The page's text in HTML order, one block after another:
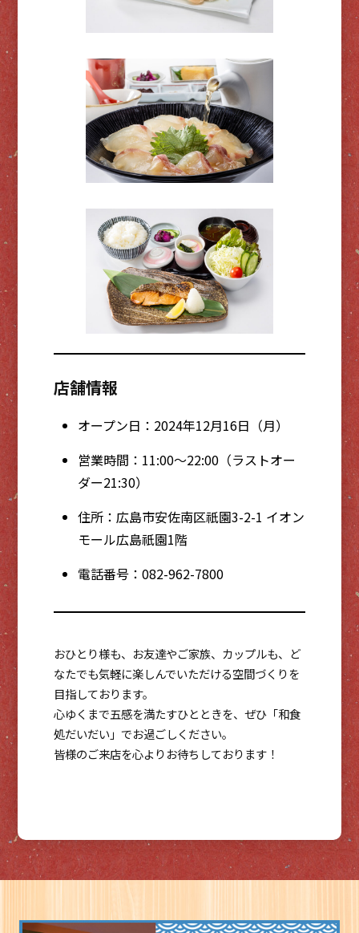
店舗情報
オープン日：2024年12月16日（月）
営業時間：11:00～22:00（ラストオー
ダー21:30）
住所：広島市安佐南区祇園3-2-1 イオン
モール広島祇園1階
電話番号：082-962-7800
おひとり様も、お友達やご家族、カップルも、ど
なたでも気軽に楽しんでいただける空間づくりを
目指しております。
心ゆくまで五感を満たすひとときを、ぜひ「和食
処だいだい」でお過ごしください。
皆様のご来店を心よりお待ちしております！